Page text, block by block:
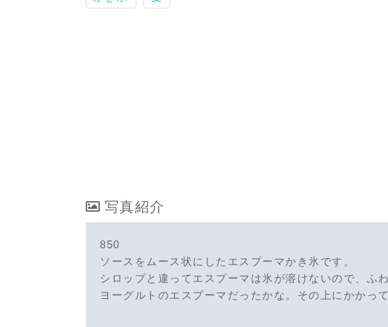
写真紹介
850
ソースをムース状にしたエスプーマかき氷です。
シロップと違ってエスプーマは氷が溶けないので、ふ
ヨーグルトのエスプーマだったかな。その上にかかっ